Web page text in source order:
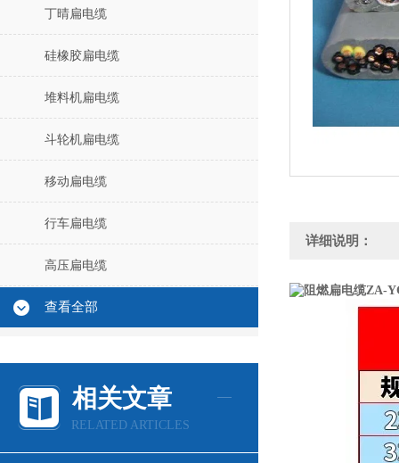
丁晴扁电缆
硅橡胶扁电缆
堆料机扁电缆
斗轮机扁电缆
移动扁电缆
行车扁电缆
高压扁电缆
查看全部
相关文章
RELATED ARTICLES
详细说明：